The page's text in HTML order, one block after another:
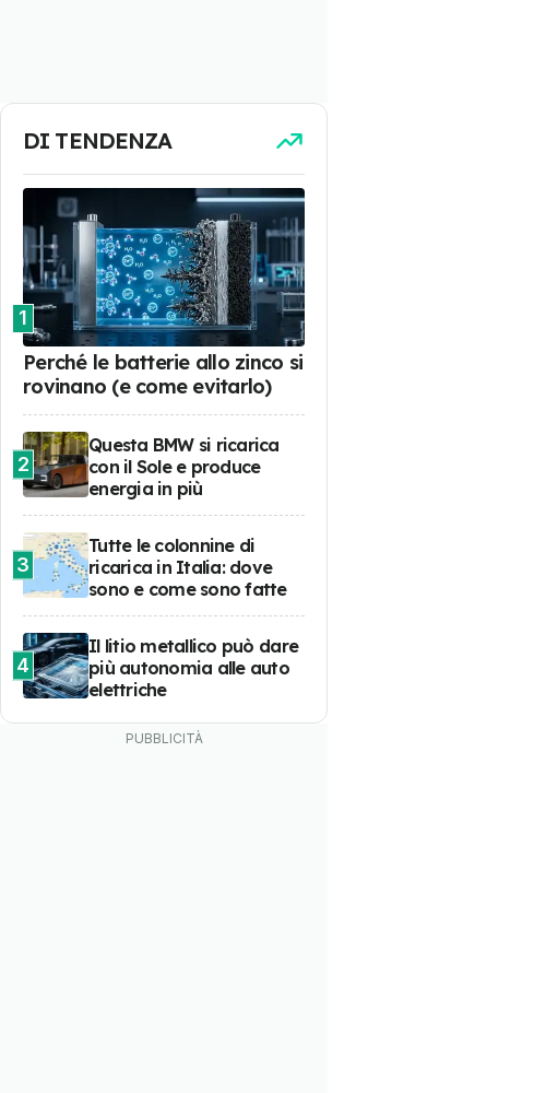
DI TENDENZA
1
Perché le batterie allo zinco si
rovinano (e come evitarlo)
2
Questa BMW si ricarica
con il Sole e produce
energia in più
3
Tutte le colonnine di
ricarica in Italia: dove
sono e come sono fatte
4
Il litio metallico può dare
più autonomia alle auto
elettriche